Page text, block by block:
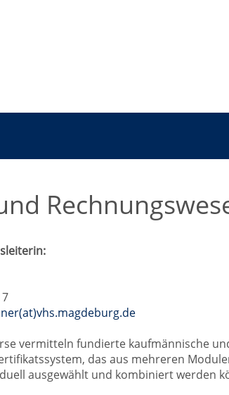
vermitteln fundierte kaufmännische
das aus mehreren
ausgewählt und kombiniert werden